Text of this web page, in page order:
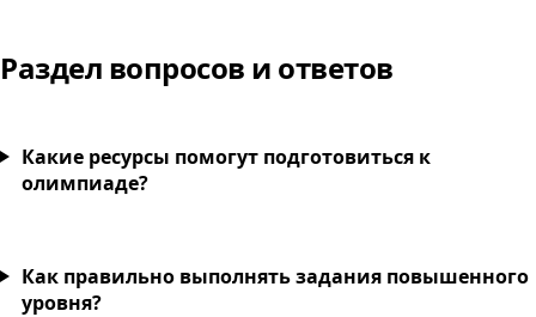
Раздел вопросов и ответов
Какие ресурсы помогут подготовиться к
олимпиаде?
Как правильно выполнять задания повышенного
уровня?